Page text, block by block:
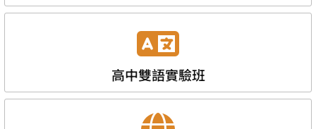
高中雙語實驗班